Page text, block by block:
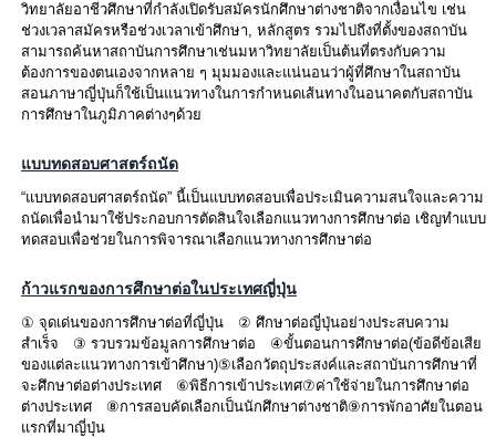
วิทยาลัยอาชีวศึกษาที่กำลังเปิดรับสมัครนักศึกษาต่างชาติจากเงื่อนไข เช่น
ช่วงเวลาสมัครหรือช่วงเวลาเข้าศึกษา, หลักสูตร รวมไปถึงที่ตั้งของสถาบัน
สามารถค้นหาสถาบันการศึกษาเช่นมหาวิทยาลัยเป็นต้นที่ตรงกับความ
ต้องการของตนเองจากหลาย ๆ มุมมองและแน่นอนว่าผู้ที่ศึกษาในสถาบัน
สอนภาษาญี่ปุ่นก็ใช้เป็นแนวทางในการกำหนดเส้นทางในอนาคตกับสถาบัน
การศึกษาในภูมิภาคต่างๆด้วย
แบบทดสอบศาสตร์ถนัด
“แบบทดสอบศาสตร์ถนัด” นี้เป็นแบบทดสอบเพื่อประเมินความสนใจและความ
ถนัดเพื่อนำมาใช้ประกอบการตัดสินใจเลือกแนวทางการศึกษาต่อ เชิญทำแบบ
ทดสอบเพื่อช่วยในการพิจารณาเลือกแนวทางการศึกษาต่อ
ก้าวแรกของการศึกษาต่อในประเทศญี่ปุ่น
① จุดเด่นของการศึกษาต่อที่ญี่ปุ่น ② ศึกษาต่อญี่ปุ่นอย่างประสบความ
สำเร็จ ③ รวบรวมข้อมูลการศึกษาต่อ ④ขั้นตอนการศึกษาต่อ(ข้อดีข้อเสีย
ของแต่ละแนวทางการเข้าศึกษา)⑤เลือกวัตถุประสงค์และสถาบันการศึกษาที่
จะศึกษาต่อต่างประเทศ ⑥พิธีการเข้าประเทศ⑦ค่าใช้จ่ายในการศึกษาต่อ
ต่างประเทศ ⑧การสอบคัดเลือกเป็นนักศึกษาต่างชาติ⑨การพักอาศัยในตอน
แรกที่มาญี่ปุ่น